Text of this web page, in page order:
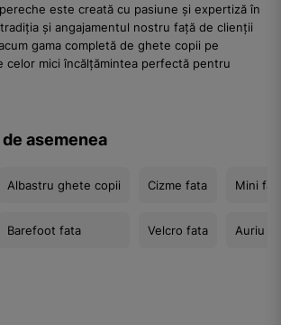
este creată cu pasiune și expertiză în
și angajamentul nostru față de clienții
gama completă de ghete copii pe
celor mici încălțămintea perfectă pentru
asemenea
Albastru ghete copii
Barefoot fata
Cizme fata
Velcro fata
Mini
Auriu